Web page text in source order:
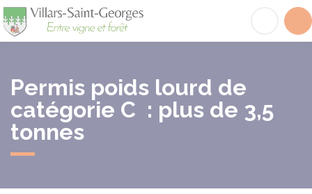
Permis poids lourd de
catégorie C : plus de 3,5
tonnes